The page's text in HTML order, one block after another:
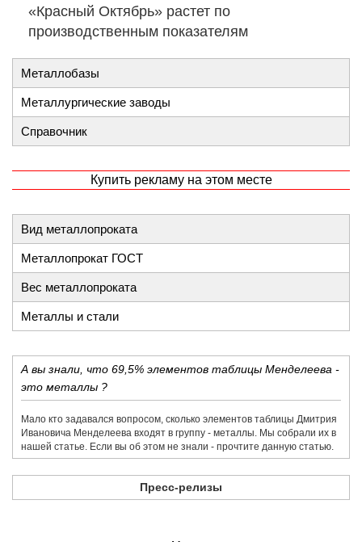
«Красный Октябрь» растет по
производственным показателям
Металлобазы
Металлургические заводы
Справочник
Купить рекламу на этом месте
Вид металлопроката
Металлопрокат ГОСТ
Вес металлопроката
Металлы и стали
А вы знали, что 69,5% элементов таблицы Менделеева -
это металлы ?
Мало кто задавался вопросом, сколько элементов таблицы Дмитрия
Ивановича Менделеева входят в группу - металлы. Мы собрали их в
нашей статье. Если вы об этом не знали - прочтите данную статью.
Пресс-релизы